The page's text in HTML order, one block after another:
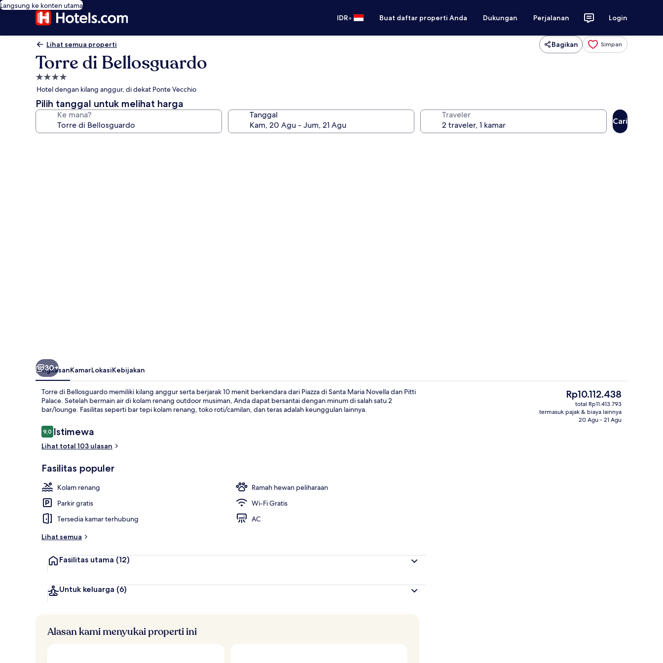
Langsung ke konten utama
IDR• Buat daftar properti Anda Dukungan Perjalanan Login
Lihat semua properti Bagikan Simpan
Torre di Bellosguardo
Properti
bintang
4.0
Hotel dengan kilang anggur, di dekat Ponte Vecchio
Pilih tanggal untuk melihat harga
Ke mana? Tanggal Traveler
Cari
Makanan sarapan
30+
RingkasanKamarLokasiKebijakan
Torre di Bellosguardo memiliki kilang anggur serta berjarak 10 menit berkendara dari Piazza di Santa Maria Novella dan Pitti
Palace. Setelah bermain air di kolam renang outdoor musiman, Anda dapat bersantai dengan minum di salah satu 2
bar/lounge. Fasilitas seperti bar tepi kolam renang, toko roti/camilan, dan teras adalah keunggulan lainnya.
Ulasan
9,09,0 dari 10
Istimewa
Lihat total 103 ulasan
Fasilitas populer
Kolam renang
Ramah hewan peliharaan
Parkir gratis
Wi-Fi Gratis
Tersedia kamar terhubung
AC
Lihat semua
Fasilitas utama (12)
Untuk keluarga (6)
Harga
saat
ini
Rp10.112.438
Rp10.112.438
total Rp11.413.793
termasuk pajak & biaya lainnya
20 Agu - 21 Agu
Alasan kami menyukai properti ini